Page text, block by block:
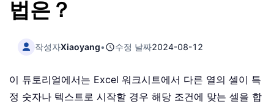
법은？
작성자Xiaoyang• 수정 날짜2024-08-12
이 튜토리얼에서는 Excel 워크시트에서 다른 열의 셀이 특
정 숫자나 텍스트로 시작할 경우 해당 조건에 맞는 셀을 합